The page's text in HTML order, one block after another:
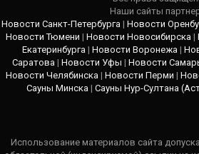
Наши сайты
Новости Санкт-Петербурга | Новости
Новости Тюмени | Новости Новосибирска |
Екатеринбурга | Новости Воронежа |
Саратова| Новости Уфы | Новости
Новости Челябинска| Новости Перми |
Сауны Минска | Сауны Нур-Султана
Использование материалов сайта